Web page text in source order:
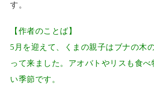
す。
【作者のことば】
5月を迎えて、くまの親子はブナの木
って来ました。アオバトやリスも食べ
い季節です。